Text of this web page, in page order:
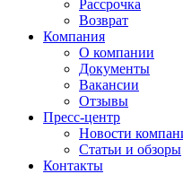
Рассрочка
Возврат
Компания
О компании
Документы
Вакансии
Отзывы
Пресс-центр
Новости
Статьи и обзоры
Контакты